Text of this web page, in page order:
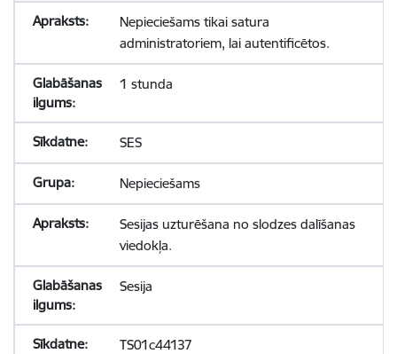
Nepieciešams tikai satura
administratoriem, lai autentificētos.
1 stunda
SES
Nepieciešams
Sesijas uzturēšana no slodzes dalīšanas
viedokļa.
Sesija
TS01c44137